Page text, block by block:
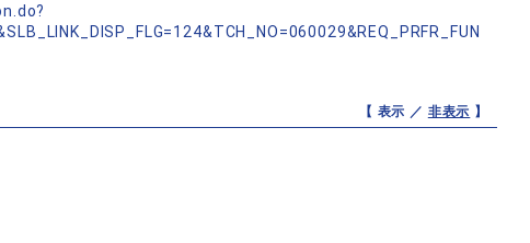
【 表示 ／ 非表示 】